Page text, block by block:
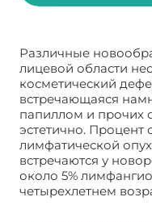
Различные
лицевой области
косметический
встречающаяся
папиллом и прочих
эстетично.
лимфатической
встречаются у
около 5%
четырехлетнем